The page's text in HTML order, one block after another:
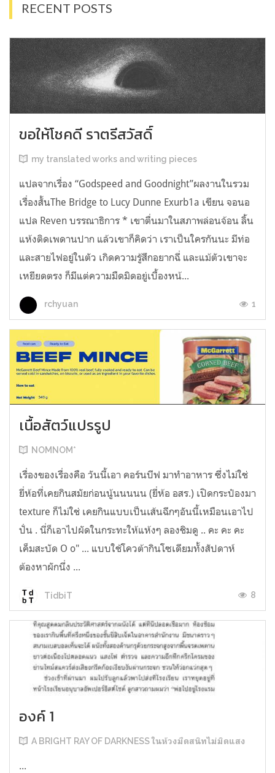
RECENT POSTS
ขอให้โชคดี ราตรีสวัสดิ์
my translated works and writing pieces
แปลจากเรื่อง “Godspeed and Goodnight”ผลงานในรวม
เรื่องสั้นThe Bridge to Lucy Dunne Exurb1a เขียน จอนอ
แปล Reven บรรณาธิการ * เขาตื่นมาในสภาพล่อนจ้อน ลิ้น
แห้งติดเพดานปาก แล้วเขาก็คิดว่า เราเป็นใครกันนะ มีท่อ
และสายไฟอยู่ในตัว เกิดความรู้สึกอยากฉี่ และแม้ตัวเขาจะ
เหยียดตรง ก็มีแต่ความมืดมิดอยู่เบื้องหน้...
rchyuan 1
เนื้อสัตว์แปรรูป
NOMNOM*
เรื่องของเรื่องคือ วันนี้เอา คอร์นบีฟ มาทำอาหาร ซึ่งไม่ใช่
ยี่ห้อที่เคยกินสมัยก่อนนู้นนนนน (ยี่ห้อ อสร.) เปิดกระป๋องมา
texture ก็ไม่ใช่ เคยกินแบบเป็นเส้นฉีกๆอันนี้เหมือนเอาไป
ปั่น . นี่ก็เอาไปผัดในกระทะให้แห้งๆ ลองชิมดู .. คะ คะ คะ
เค็มสะบัด O o" ... แบบใช้โควต้ากินโซเดียมทั้งสัปดาห์
ต้องหาผักนึ่ง ...
TidbiT 8
องค์ 1
A BRIGHT RAY OF DARKNESS ในห้วงมืดสนิทไม่มิดแสง
...